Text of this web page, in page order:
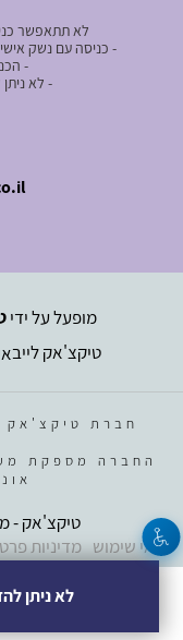
לא תתאפשר
- כניסה עם נשק
-
- לא
מופעל על ידי
טיקצ'אק לייב
חברת טיקצ'אק
החברה מספקת
טיקצ'אק -
תנאי שימוש מדיניות
לא ניתן